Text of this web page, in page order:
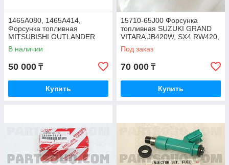
1465A080, 1465A414,
Форсунка топливная
MITSUBISHI OUTLANDER
CW6W 6B31 V-3.0, JAPAN
В наличии
50 000 ₸
Купить
15710-65J00 Форсунка
топливная SUZUKI GRAND
VITARA JB420W, SX4 RW420,
JAPAN
Под заказ
70 000 ₸
Купить